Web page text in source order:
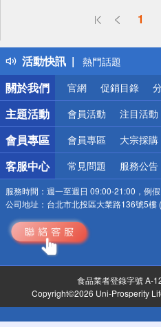
1
活動快訊
偏遠地區配送
得獎公告
熱門話題
銀行優惠
偏遠地區配送
詐騙網頁！請小
關於我們
官網 促銷目錄
主題活動 會員活動 注目活動
會員專區 會員專區 大宗採購
客服中心 常見問題 服務公告
服務時間： 週一至週日 09:00-21:00，例
公司地址： 台北市北投區大業路136號5樓
食品業者登錄字號 A-
Copyright©2026 Uni-Prosperity